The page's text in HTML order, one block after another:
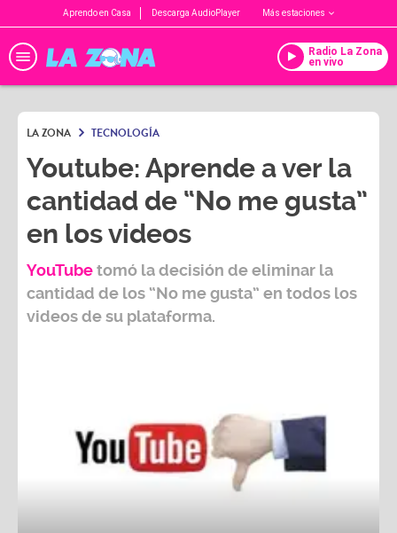
Aprendo en Casa Descarga AudioPlayer Más estaciones
Radio La Zona
en vivo
LA ZONA TECNOLOGÍA
Youtube: Aprende a ver la
cantidad de “No me gusta”
en los videos
YouTubetomó la decisión de eliminar la
cantidad de los “No me gusta” en todos los
videos de su plataforma.